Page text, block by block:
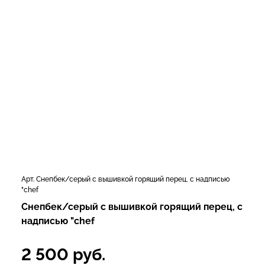
Арт. Снепбек/серый с вышивкой горящий перец, с надписью
"chef
Снепбек/серый с вышивкой горящий перец, с
надписью "chef
2 500 руб.